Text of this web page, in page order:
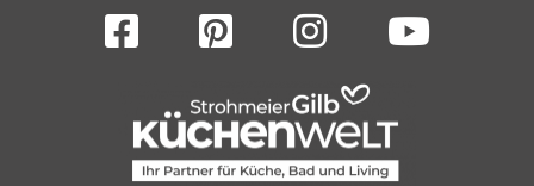
Facebook Pinterest Instagram YouTube